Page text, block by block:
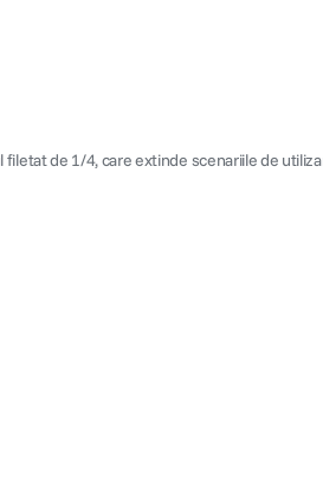
de 1/4, care extinde scenariile de